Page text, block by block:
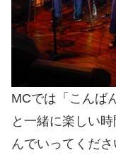
MCでは「こんば
と一緒に楽しい
んでいってくださ